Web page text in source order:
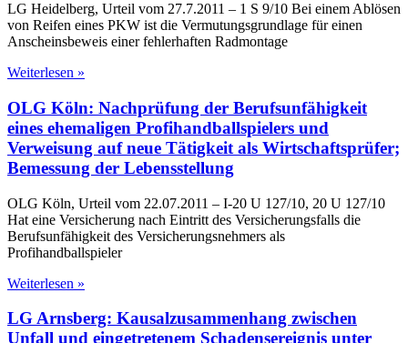
LG Heidelberg, Urteil vom 27.7.2011 – 1 S 9/10 Bei einem Ablösen
von Reifen eines PKW ist die Vermutungsgrundlage für einen
Anscheinsbeweis einer fehlerhaften Radmontage
Weiterlesen »
OLG Köln: Nachprüfung der Berufsunfähigkeit
eines ehemaligen Profihandballspielers und
Verweisung auf neue Tätigkeit als Wirtschaftsprüfer;
Bemessung der Lebensstellung
OLG Köln, Urteil vom 22.07.2011 – I-20 U 127/10, 20 U 127/10
Hat eine Versicherung nach Eintritt des Versicherungsfalls die
Berufsunfähigkeit des Versicherungsnehmers als
Profihandballspieler
Weiterlesen »
LG Arnsberg: Kausalzusammenhang zwischen
Unfall und eingetretenem Schadensereignis unter